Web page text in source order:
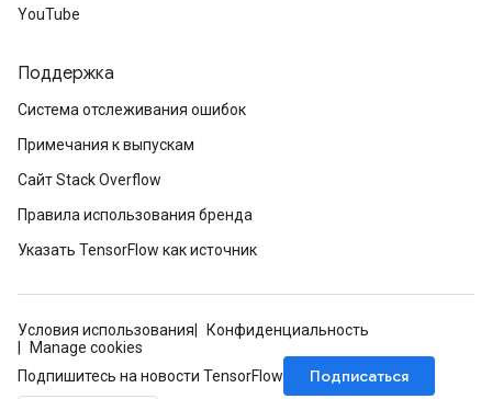
YouTube
Поддержка
Система отслеживания ошибок
Примечания к выпускам
Сайт Stack Overflow
Правила использования бренда
Указать TensorFlow как источник
Условия использования
Конфиденциальность
Manage cookies
Подпишитесь на новости TensorFlow
Подписаться